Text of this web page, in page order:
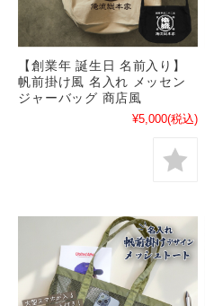
【創業年 誕生日 名前入り】
帆前掛け風 名入れ メッセン
ジャーバッグ 商店風
¥5,000(税込)